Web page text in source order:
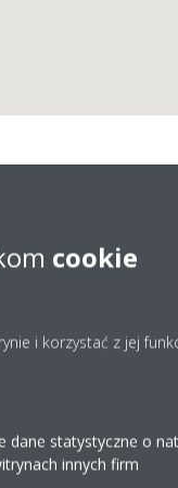
cookie
i korzystać z jej
dane statystyczne o
innych firm